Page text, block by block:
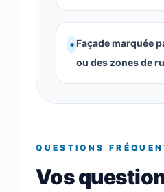
+Façade marquée
ou des zones de
QUESTIONS
Vos